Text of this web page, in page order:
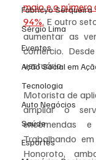
Fabricyo Serqueira
Sérgio Lima
Eventos
Ação Social em
Tecnologia
Auto Negócios
Saúde
Esportes
maio e o
94%. E outro
aumentar as
comércio.
vestuário.
Motorista de
ampliar o
encomendas
Trabalhando
Honoroto,